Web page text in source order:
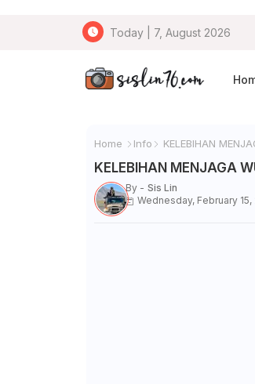
Today | 7, August 2026
Home Info KELEBIHAN
KELEBIHAN MENJAGA
By - Sis Lin
Wednesday, February 15,